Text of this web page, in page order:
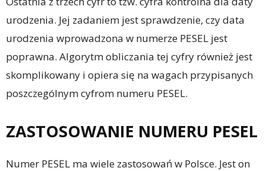
urodzenia. Jej zadaniem jest sprawdzenie, czy data
urodzenia wprowadzona w numerze PESEL jest
poprawna. Algorytm obliczania tej cyfry również jest
skomplikowany i opiera się na wagach przypisanych
poszczególnym cyfrom numeru PESEL.
ZASTOSOWANIE NUMERU PESEL
Numer PESEL ma wiele zastosowań w Polsce. Jest on